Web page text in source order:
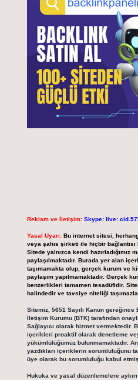
Reklam ve İletişim: Skype:
Yasal Uyarı: Bu internet sitesi,
veya şahıs şirketi ile hiçbir bağlantısı
Sitede yalnızca kendi hazırladığımız
paylaşılmaktadır. Burada yer alan
taşımamakta olup, gerçek kurum ve
paylaşım yapılmamaktadır. Gerçek
benzerlikleri tamamen tesadüfidir.
halindedir ve tavsiye niteliği
Sitemiz, 5651 Sayılı Kanun
İletişim Kurumu (BTK) tarafından
Sağlayıcı olarak hizmet vermektedir.
içerikleri proaktif olarak denetleme
yükümlülüğümüz bulunmamaktadır.
yazdıkları içeriklerin sorumluluğunu
üye olarak bu sorumluluğu kabul etmiş
Hukuka ve yasal düzenlemelere